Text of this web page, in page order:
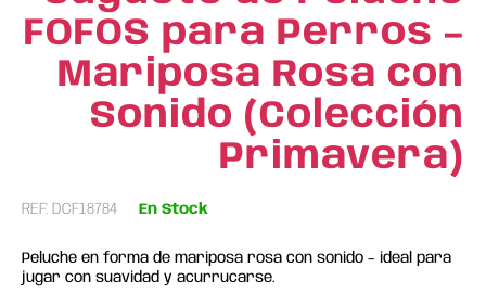
FOFOS para Perros –
Mariposa Rosa con
Sonido (Colección
Primavera)
REF: DCF18784 En Stock
Peluche en forma de mariposa rosa con sonido – ideal para
jugar con suavidad y acurrucarse.